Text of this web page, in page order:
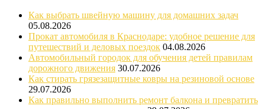
Как выбрать швейную машину для домашних задач
05.08.2026
Прокат автомобиля в Краснодаре: удобное решение для
путешествий и деловых поездок 04.08.2026
Автомобильный городок для обучения детей правилам
дорожного движения 30.07.2026
Как стирать грязезащитные ковры на резиновой основе
29.07.2026
Как правильно выполнить ремонт балкона и превратить